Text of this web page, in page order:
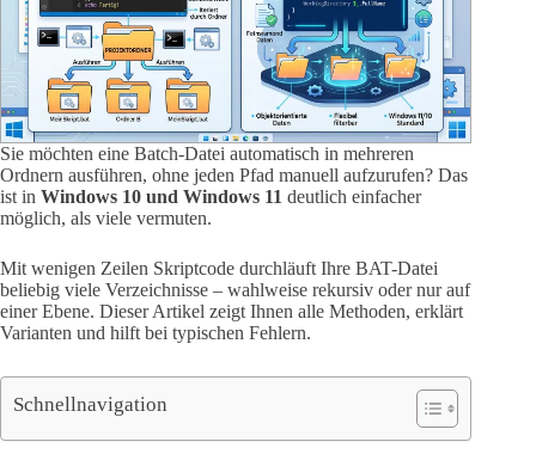
Sie möchten eine Batch-Datei automatisch in mehreren
Ordnern ausführen, ohne jeden Pfad manuell aufzurufen? Das
ist in Windows 10 und Windows 11 deutlich einfacher
möglich, als viele vermuten.
Mit wenigen Zeilen Skriptcode durchläuft Ihre BAT-Datei
beliebig viele Verzeichnisse – wahlweise rekursiv oder nur auf
einer Ebene. Dieser Artikel zeigt Ihnen alle Methoden, erklärt
Varianten und hilft bei typischen Fehlern.
Schnellnavigation